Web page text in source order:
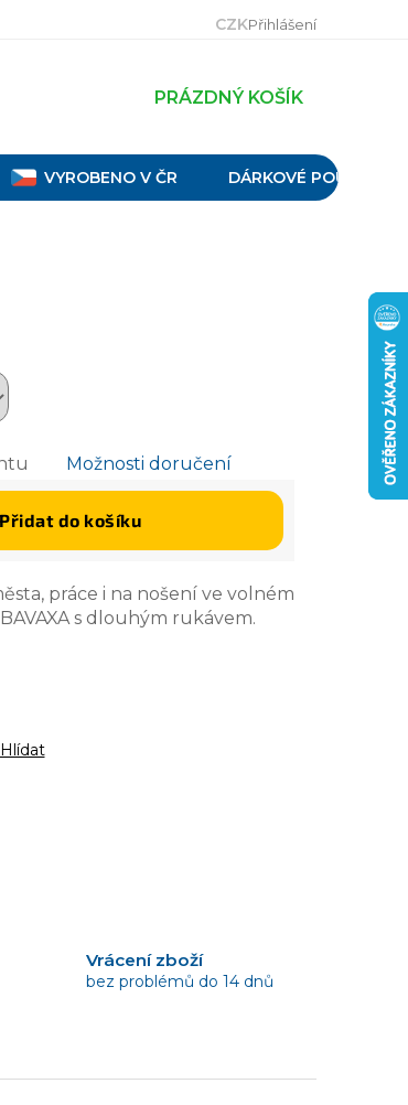
a reklamace Velikostní tabulky
CZKPřihlášení
PRÁZDNÝ KOŠÍK
VYROBENO V ČR DÁRKOVÉ POUKAZY
Možnosti doručení
Přidat do košíku
práce i na nošení ve volném
s dlouhým rukávem.
Hlídat
Vrácení zboží
bez problémů do 14 dnů